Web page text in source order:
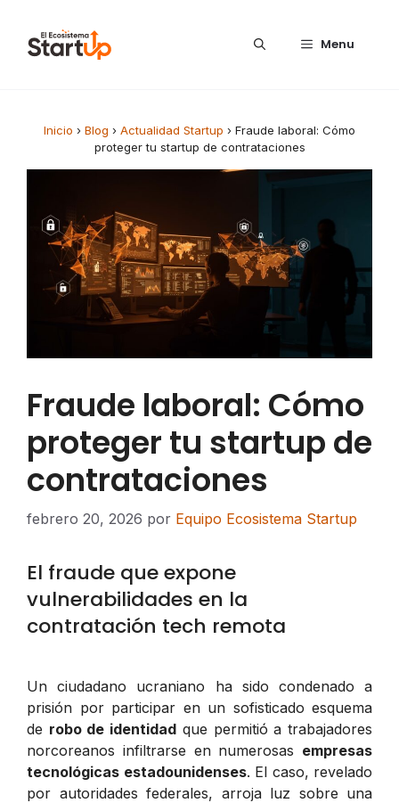
Menu
Inicio › Blog › Actualidad Startup › Fraude laboral: Cómo
proteger tu startup de contrataciones
Fraude laboral: Cómo
proteger tu startup de
contrataciones
febrero 20, 2026 por Equipo Ecosistema Startup
El fraude que expone
vulnerabilidades en la
contratación tech remota
Un ciudadano ucraniano ha sido condenado a
prisión por participar en un sofisticado esquema
de robo de identidad que permitió a trabajadores
norcoreanos infiltrarse en numerosas empresas
tecnológicas estadounidenses. El caso, revelado
por autoridades federales, arroja luz sobre una